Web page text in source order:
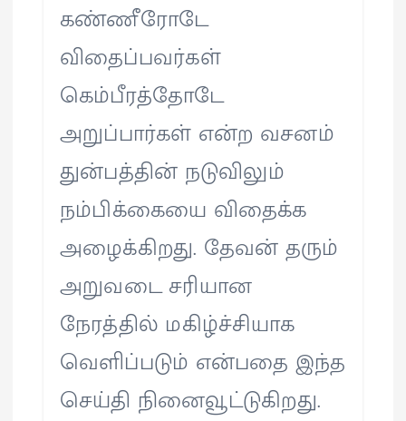
கண்ணீரோடே
விதைப்பவர்கள்
கெம்பீரத்தோடே
அறுப்பார்கள் என்ற வசனம்
துன்பத்தின் நடுவிலும்
நம்பிக்கையை விதைக்க
அழைக்கிறது. தேவன் தரும்
அறுவடை சரியான
நேரத்தில் மகிழ்ச்சியாக
வெளிப்படும் என்பதை இந்த
செய்தி நினைவூட்டுகிறது.